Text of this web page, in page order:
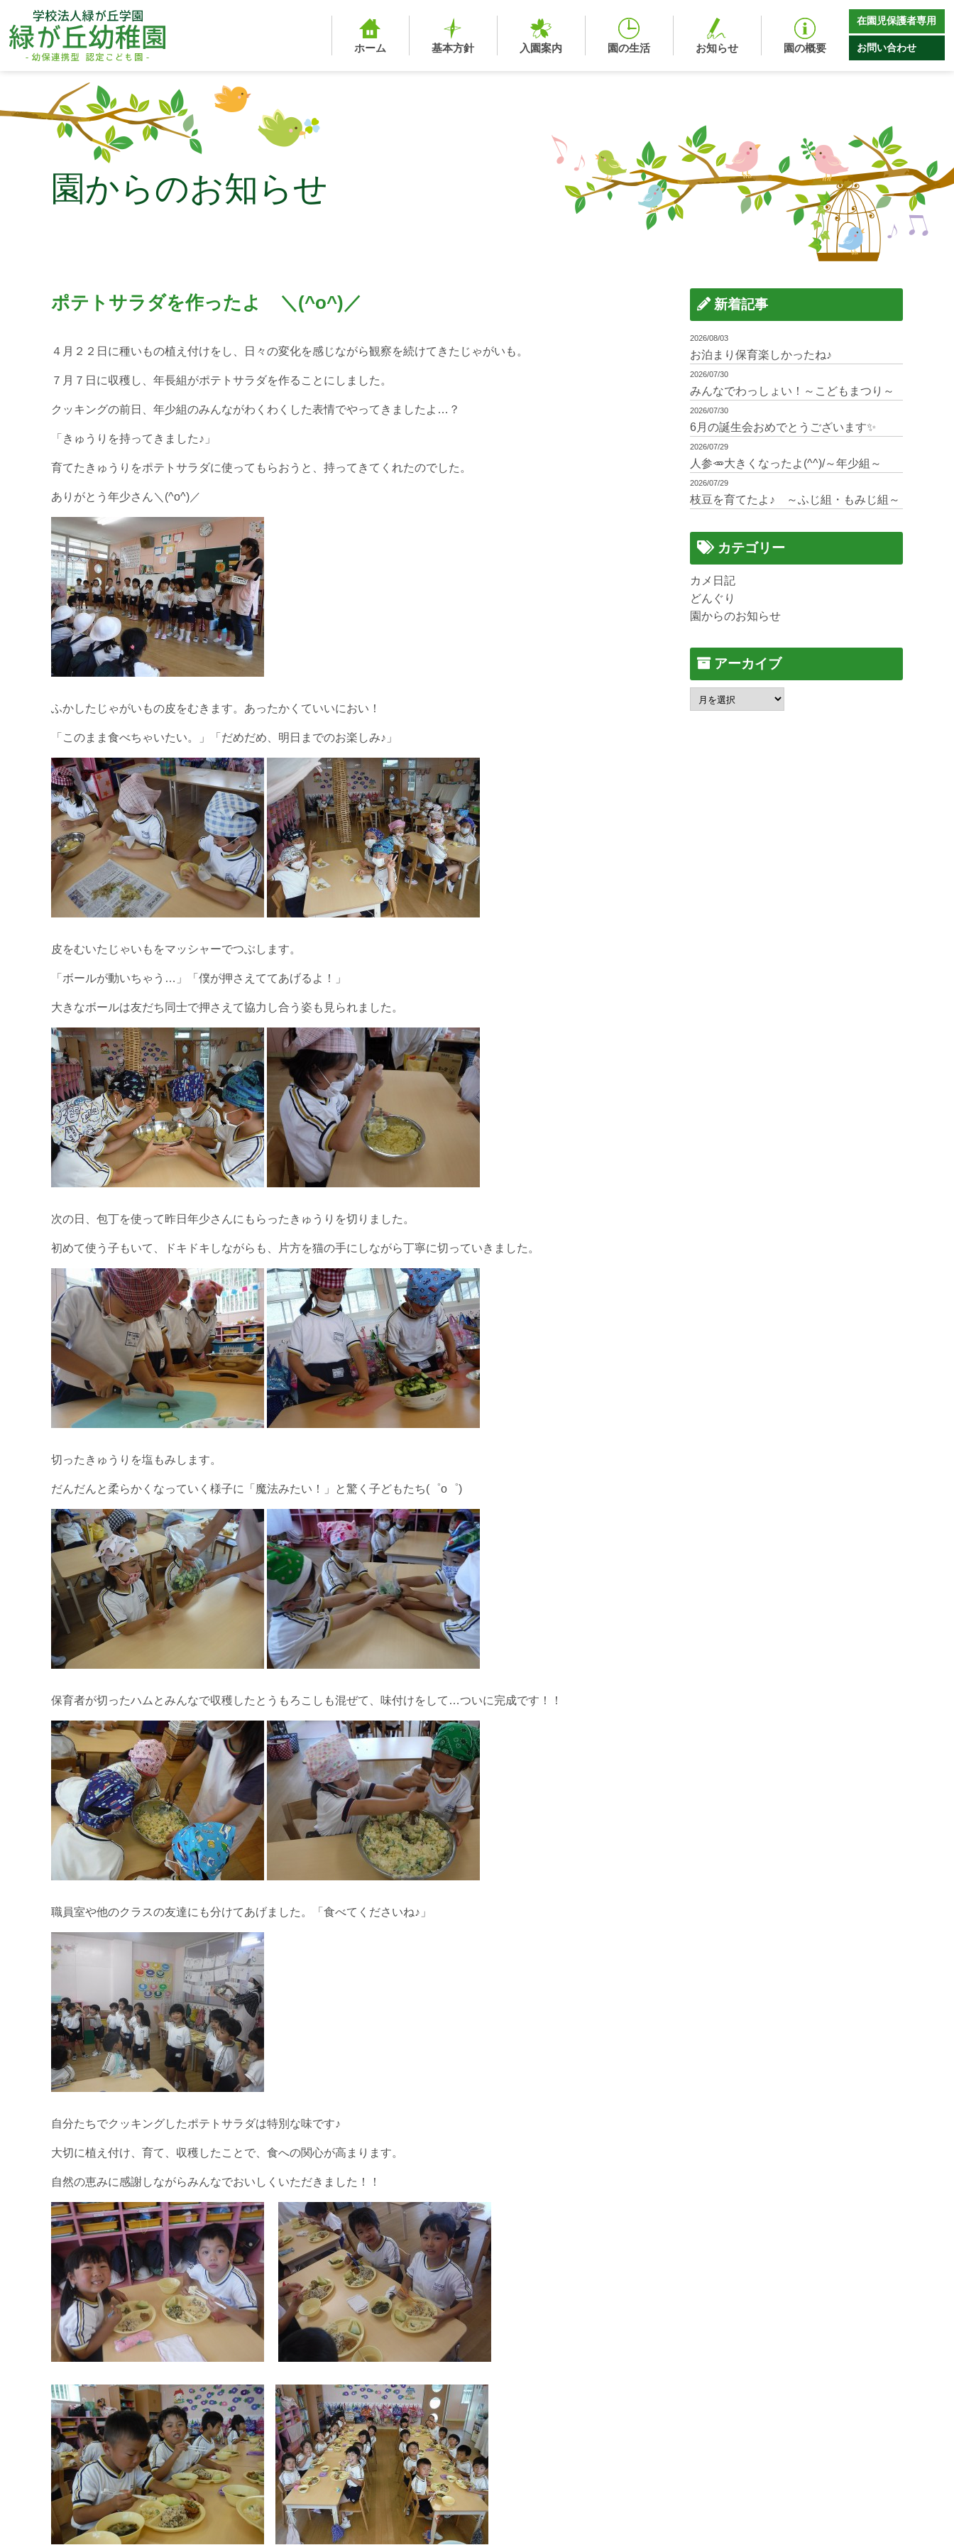
ホーム 基本方針 入園案内 園の生活 お知らせ 園の概要
在園児保護者専用
お問い合わせ
園からのお知らせ
ポテトサラダを作ったよ ＼(^o^)／
４月２２日に種いもの植え付けをし、日々の変化を感じながら観察を続けてきたじゃがいも。
７月７日に収穫し、年長組がポテトサラダを作ることにしました。
クッキングの前日、年少組のみんながわくわくした表情でやってきましたよ…？
「きゅうりを持ってきました♪」
育てたきゅうりをポテトサラダに使ってもらおうと、持ってきてくれたのでした。
ありがとう年少さん＼(^o^)／
ふかしたじゃがいもの皮をむきます。あったかくていいにおい！
「このまま食べちゃいたい。」「だめだめ、明日までのお楽しみ♪」
皮をむいたじゃいもをマッシャーでつぶします。
「ボールが動いちゃう…」「僕が押さえててあげるよ！」
大きなボールは友だち同士で押さえて協力し合う姿も見られました。
次の日、包丁を使って昨日年少さんにもらったきゅうりを切りました。
初めて使う子もいて、ドキドキしながらも、片方を猫の手にしながら丁寧に切っていきました。
切ったきゅうりを塩もみします。
だんだんと柔らかくなっていく様子に「魔法みたい！」と驚く子どもたち(゜o゜)
保育者が切ったハムとみんなで収穫したとうもろこしも混ぜて、味付けをして…ついに完成です！！
職員室や他のクラスの友達にも分けてあげました。「食べてくださいね♪」
自分たちでクッキングしたポテトサラダは特別な味です♪
大切に植え付け、育て、収穫したことで、食への関心が高まります。
自然の恵みに感謝しながらみんなでおいしくいただきました！！
新着記事
2026/08/03
お泊まり保育楽しかったね♪
2026/07/30
みんなでわっしょい！～こどもまつり～
2026/07/30
6月の誕生会おめでとうございます✨
2026/07/29
人参🥕大きくなったよ(^^)/～年少組～
2026/07/29
枝豆を育てたよ♪ ～ふじ組・もみじ組～
カテゴリー
カメ日記
どんぐり
園からのお知らせ
アーカイブ